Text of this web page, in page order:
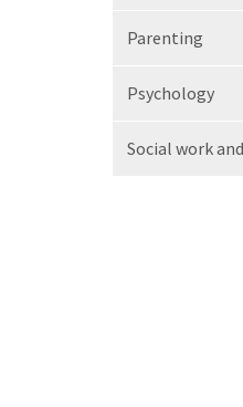
Parenting
Psychology
Social work